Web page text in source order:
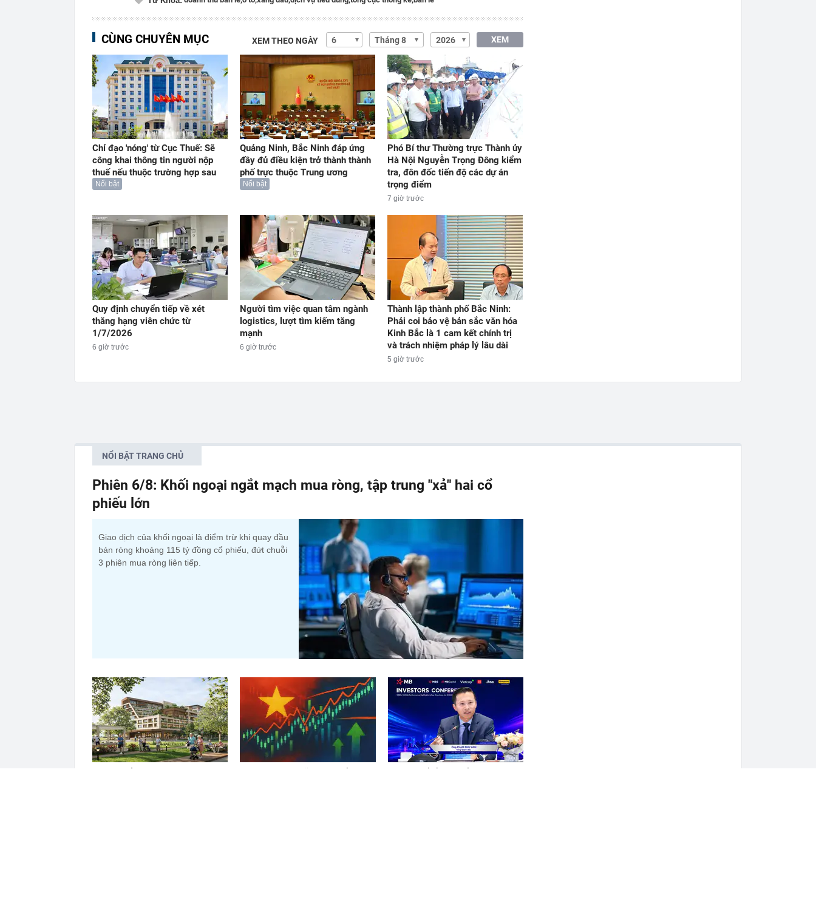
CÙNG CHUYÊN MỤC XEM THEO NGÀY XEM
Chỉ đạo 'nóng' từ Cục Thuế: Sẽ
công khai thông tin người nộp
thuế nếu thuộc trường hợp sau
Nổi bật
Quảng Ninh, Bắc Ninh đáp ứng
đầy đủ điều kiện trở thành thành
phố trực thuộc Trung ương
Nổi bật
Phó Bí thư Thường trực Thành ủy
Hà Nội Nguyễn Trọng Đông kiểm
tra, đôn đốc tiến độ các dự án
trọng điểm
7 giờ trước
Quy định chuyển tiếp về xét
thăng hạng viên chức từ
1/7/2026
6 giờ trước
Người tìm việc quan tâm ngành
logistics, lượt tìm kiếm tăng
mạnh
6 giờ trước
Thành lập thành phố Bắc Ninh:
Phải coi bảo vệ bản sắc văn hóa
Kinh Bắc là 1 cam kết chính trị
và trách nhiệm pháp lý lâu dài
5 giờ trước
NỔI BẬT TRANG CHỦ
Phiên 6/8: Khối ngoại ngắt mạch mua ròng, tập trung "xả" hai cổ
phiếu lớn
Giao dịch của khối ngoại là điểm trừ khi quay đầu
bán ròng khoảng 115 tỷ đồng cổ phiếu, đứt chuỗi
3 phiên mua ròng liên tiếp.
Con gái tỷ phú Phạm Nhật
Đúng 15 ngày nữa, chứng khoán
MB tự tin kế hoạch lợi nhuận